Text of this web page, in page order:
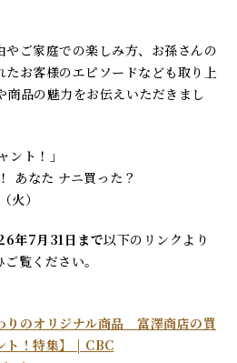
やご家庭での楽しみ方、お孫さんの
お客様のエピソードなども取り上
商品の魅力をお伝えいただきまし
ント！」
あなた ナニ買った？
火）
年7月31日まで以下のリンクより
覧ください。
りのオリジナル商品 富澤商店の買
ト！特集】 | CBC